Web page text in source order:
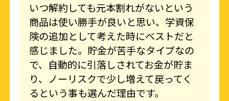
いつ解約しても元本割れがないという
商品は使い勝手が良いと思い、学資保
険の追加として考えた時にベストだと
感じました。貯金が苦手なタイプなの
で、自動的に引落しされてお金が貯ま
り、ノーリスクで少し増えて戻ってく
るという事も選んだ理由です。